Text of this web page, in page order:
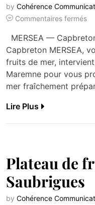
by Cohérence
Commentaires fermés
MERSEA —
Capbreton MERSEA,
fruits de mer,
Maremne pour vous
mer fraîchement
Lire Plus
Plateau de
Saubrigues
by Cohérence